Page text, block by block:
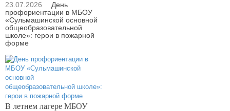
23.07.2026
День
профориентации в МБОУ
«Сульмашинской основной
общеобразовательной
школе»: герои в пожарной
форме
В летнем лагере МБОУ